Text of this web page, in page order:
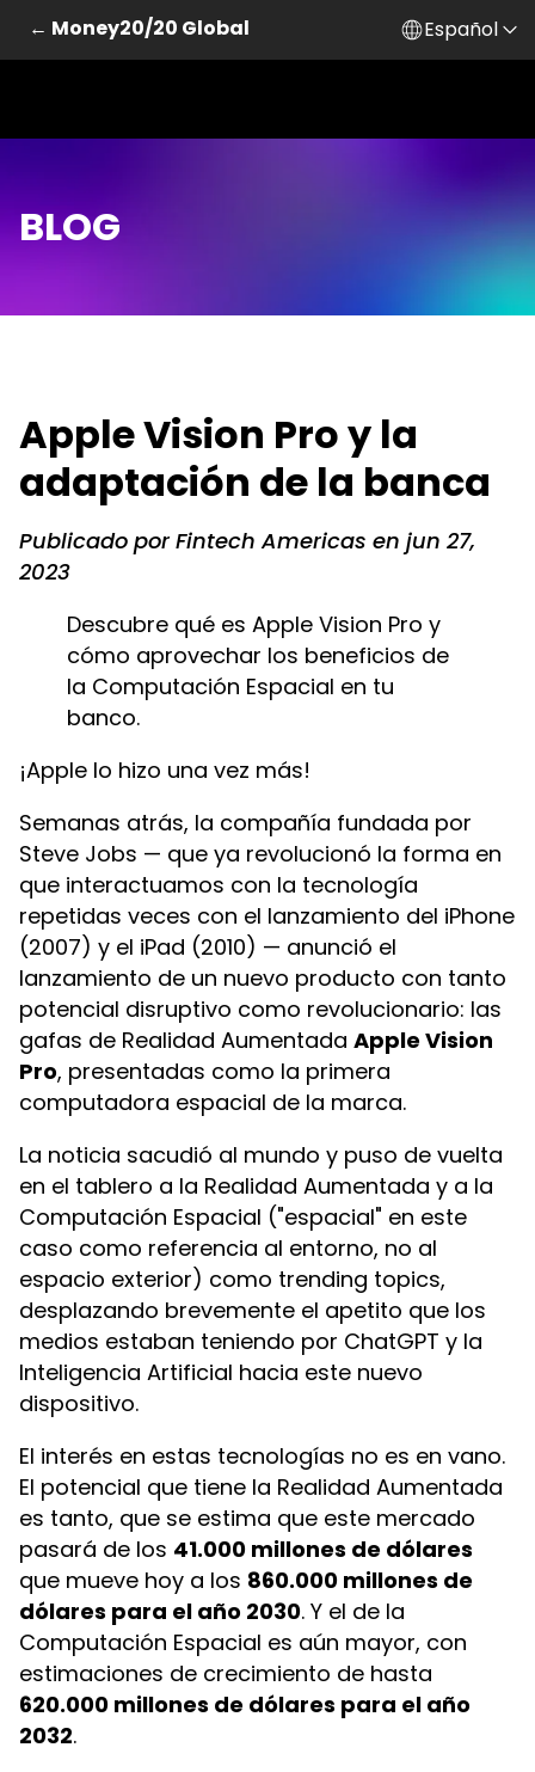
Saltar al contenido principal
← Money20/20 Global Español
BLOG
Apple Vision Pro y la
adaptación de la banca
Publicado por Fintech Americas en jun 27,
2023
Descubre qué es Apple Vision Pro y
cómo aprovechar los beneficios de
la Computación Espacial en tu
banco.
¡Apple lo hizo una vez más!
Semanas atrás, la compañía fundada por
Steve Jobs — que ya revolucionó la forma en
que interactuamos con la tecnología
repetidas veces con el lanzamiento del iPhone
(2007) y el iPad (2010) — anunció el
lanzamiento de un nuevo producto con tanto
potencial disruptivo como revolucionario: las
gafas de Realidad Aumentada Apple Vision
Pro, presentadas como la primera
computadora espacial de la marca.
La noticia sacudió al mundo y puso de vuelta
en el tablero a la Realidad Aumentada y a la
Computación Espacial ("espacial" en este
caso como referencia al entorno, no al
espacio exterior) como trending topics,
desplazando brevemente el apetito que los
medios estaban teniendo por ChatGPT y la
Inteligencia Artificial hacia este nuevo
dispositivo.
El interés en estas tecnologías no es en vano.
El potencial que tiene la Realidad Aumentada
es tanto, que se estima que este mercado
pasará de los 41.000 millones de dólares
que mueve hoy a los 860.000 millones de
dólares para el año 2030. Y el de la
Computación Espacial es aún mayor, con
estimaciones de crecimiento de hasta
620.000 millones de dólares para el año
2032.